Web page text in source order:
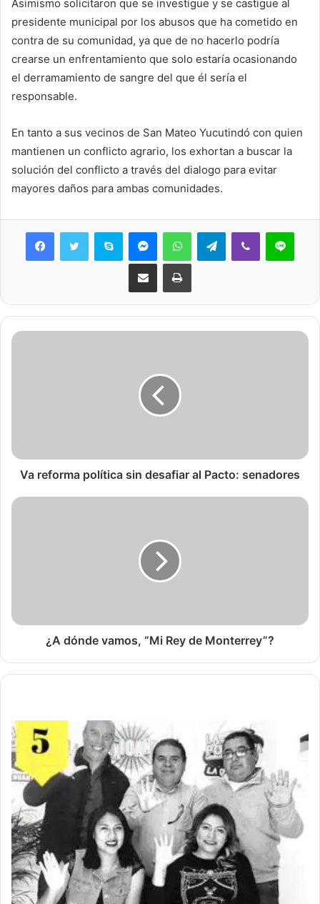
Asimismo solicitaron que se investigue y se castigue al
presidente municipal por los abusos que ha cometido en
contra de su comunidad, ya que de no hacerlo podría
crearse un enfrentamiento que solo estaría ocasionando
el derramamiento de sangre del que él sería el
responsable.
En tanto a sus vecinos de San Mateo Yucutindó con quien
mantienen un conflicto agrario, los exhortan a buscar la
solución del conflicto a través del dialogo para evitar
mayores daños para ambas comunidades.
Skype MessengerWhatsAppTelegramViber Line
Share via Email Print
Va reforma política sin desafiar al Pacto: senadores
¿A dónde vamos, “Mi Rey de Monterrey”?